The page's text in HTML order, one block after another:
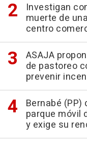
Investigan
muerte de
centro
ASAJA
de pastoreo
prevenir
Bernabé
parque móvil
y exige su